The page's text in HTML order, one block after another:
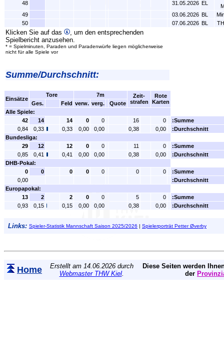
48 31.05.2026 EL
49
03.06.2026 BL
50
07.06.2026 BL
Klicken Sie auf das
, um den entsprechenden
Spielbericht anzusehen.
* = Spielminuten, Paraden und Paradenwürfe liegen möglicherweise
nicht für alle Spiele vor
Summe/Durchschnitt:
Einsätze
Tore 7m
Zeit-
strafen
Rote
Karten
Ges. Feld verw. verg.
Quote
Alle Spiele:
42
14 14 0 0 16 0
:Summe
0,84
0,33 0,33 0,00 0,00 0,38 0,00
:Durchschnitt
Bundesliga:
29
12 12 0 0 11 0
:Summe
0,85
0,41 0,41 0,00 0,00 0,38 0,00
:Durchschnitt
DHB-Pokal:
0
0 0 0 0 0 0
:Summe
0,00
:Durchschnitt
Europapokal:
13
2 2 0 0 5 0
:Summe
0,93
0,15 0,15 0,00 0,00 0,38 0,00 :Durchschnitt
Links: Spieler-Statistik Mannschaft Saison 2025/2026 | Spielerporträt Petter Øverby
Home
Erstellt am 14.06.2026 durch
Webmaster THW Kiel.
Diese Seiten werden
der